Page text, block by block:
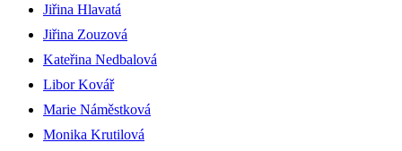
Jiřina Hlavatá
Jiřina Zouzová
Kateřina Nedbalová
Libor Kovář
Marie Náměstková
Monika Krutilová